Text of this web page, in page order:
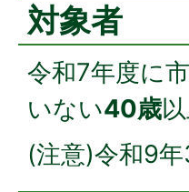
対象者
令和7年度に
いない40歳
(注意)令和9